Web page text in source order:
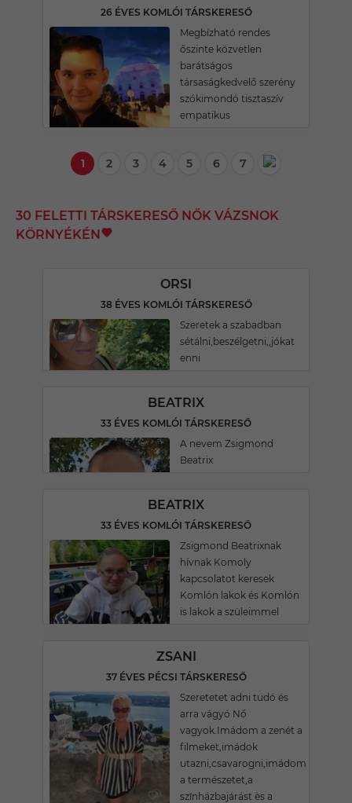
26 ÉVES KOMLÓI TÁRSKERESŐ
Megbízható rendes
őszinte közvetlen
barátságos
társaságkedvelő szerény
szókimondó tisztaszív
empatikus
1 2 3 4 5 6 7
30 FELETTI TÁRSKERESŐ NŐK VÁZSNOK
KÖRNYÉKÉN
ORSI
38 ÉVES KOMLÓI TÁRSKERESŐ
Szeretek a szabadban
sétálni,beszélgetni,,jókat
enni
BEATRIX
33 ÉVES KOMLÓI TÁRSKERESŐ
A nevem Zsigmond
Beatrix
BEATRIX
33 ÉVES KOMLÓI TÁRSKERESŐ
Zsigmond Beatrixnak
hívnak Komoly
kapcsolatot keresek
Komlón lakok és Komlón
is lakok a szüleimmel
ZSANI
37 ÉVES PÉCSI TÁRSKERESŐ
Szeretetet adni tudó és
arra vágyó Nő
vagyok.Imádom a zenét a
filmeket,imádok
utazni,csavarogni,imádom
a természetet,a
szînházbajárást ès a